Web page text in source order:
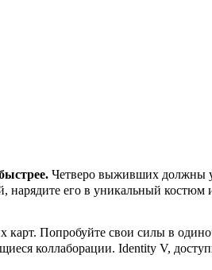
Четверо выживших должны
его в уникальный костюм
карт. Попробуйте свои силы в
коллаборации. Identity V,